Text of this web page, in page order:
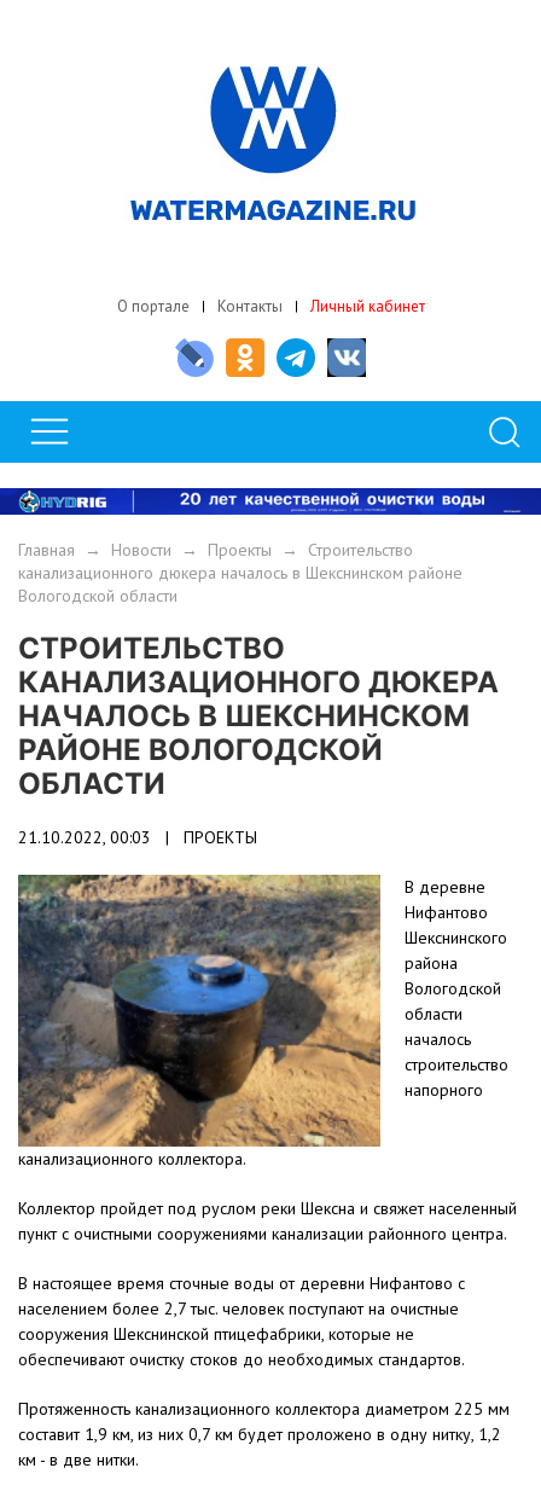
О портале Контакты Личный кабинет
Главная → Новости → Проекты → Строительство
канализационного дюкера началось в Шекснинском районе
Вологодской области
СТРОИТЕЛЬСТВО
КАНАЛИЗАЦИОННОГО ДЮКЕРА
НАЧАЛОСЬ В ШЕКСНИНСКОМ
РАЙОНЕ ВОЛОГОДСКОЙ
ОБЛАСТИ
21.10.2022, 00:03 | ПРОЕКТЫ
В деревне
Нифантово
Шекснинского
района
Вологодской
области
началось
строительство
напорного
канализационного коллектора.
Коллектор пройдет под руслом реки Шексна и свяжет населенный
пункт с очистными сооружениями канализации районного центра.
В настоящее время сточные воды от деревни Нифантово с
населением более 2,7 тыс. человек поступают на очистные
сооружения Шекснинской птицефабрики, которые не
обеспечивают очистку стоков до необходимых стандартов.
Протяженность канализационного коллектора диаметром 225 мм
составит 1,9 км, из них 0,7 км будет проложено в одну нитку, 1,2
км - в две нитки.